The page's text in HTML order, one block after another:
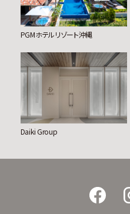
PGMホテルリゾート沖縄
Daiki Group